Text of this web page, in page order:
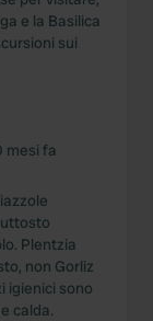
e la Basilica
sui
mesi fa
Plentzia
non Gorliz
igienici sono
calda.